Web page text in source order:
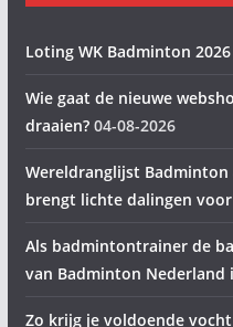
Loting WK Badminton
Wie gaat de nieuwe
draaien? 04-08-2026
Wereldranglijst
brengt lichte dalingen
Als badmintontrainer de
van Badminton Nederland
Zo krijg je voldoende